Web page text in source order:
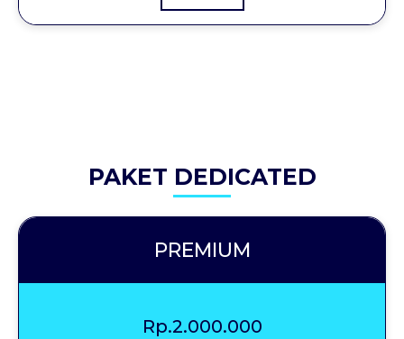
PAKET DEDICATED
PREMIUM
Rp.2.000.000